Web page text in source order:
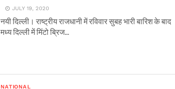
JULY 19, 2020
नयी दिल्ली। राष्ट्रीय राजधानी में रविवार सुबह भारी बारिश के बाद
मध्य दिल्ली में मिंटो ब्रिज...
NATIONAL